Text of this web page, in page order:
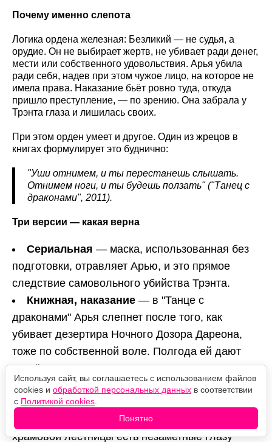
Почему именно слепота
Логика ордена железная: Безликий — не судья, а
орудие. Он не выбирает жертв, не убивает ради денег,
мести или собственного удовольствия. Арья убила
ради себя, надев при этом чужое лицо, на которое не
имела права. Наказание бьёт ровно туда, откуда
пришло преступление, — по зрению. Она забрала у
Трэнта глаза и лишилась своих.
При этом орден умеет и другое. Один из жрецов в
книгах формулирует это буднично:
"Уши отнимем, и ты перестанешь слышать.
Отнимем ноги, и ты будешь ползать" ("Танец с
драконами", 2011).
Три версии — какая верна
Сериальная — маска, использованная без
подготовки, отравляет Арью, и это прямое
следствие самовольного убийства Трэнта.
Книжная, наказание — в "Танце с
драконами" Арья слепнет после того, как
убивает дезертира Ночного Дозора Дареона,
тоже по собственной воле. Полгода ей дают
питьё, лишающее зрения.
Книжная, испытание— есть и версия, что
слепота обязательна для всех послушников.
Бродяжка объясняет Арье, что на стене у
храмовой лестницы есть незаметные глазу
Используя сайт, вы соглашаетесь с использованием файлов
cookies и обработкой персональных данных в соответствии
с Политикой cookies
Понятно